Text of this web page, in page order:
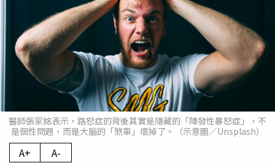
醫師張家銘表示，路怒症的背後其實是隱藏的「陣發性暴怒症」，不
是個性問題，而是大腦的「煞車」壞掉了。（示意圖／Unsplash）
A+ A-